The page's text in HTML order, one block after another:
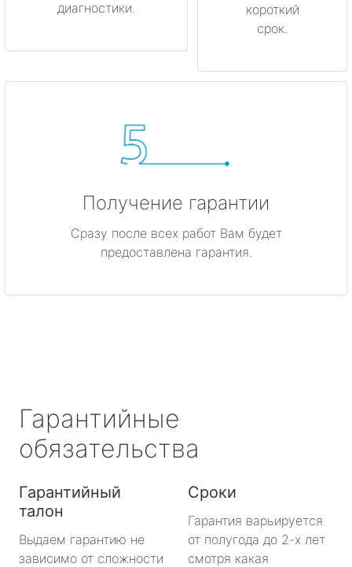
диагностики.
короткий
срок.
Получение гарантии
Сразу после всех работ Вам будет
предоставлена гарантия.
Гарантийные
обязательства
Гарантийный
талон
Выдаем гарантию не
зависимо от сложности
Сроки
Гарантия варьируется
от полугода до 2-х лет
смотря какая